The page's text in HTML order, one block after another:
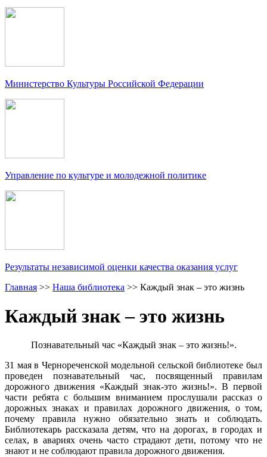
Министерство Культуры Российской Федерации
Управление по культуре и молодежной политике
Результаты независимой оценки качества оказания услуг
Главная >> Наша библиотека >> Каждый знак – это жизнь
Каждый знак – это жизнь
Познавательный час «Каждый знак – это жизнь!».
31 мая в Чернореченской модельной сельской библиотеке был
проведен познавательный час, посвященный правилам
дорожного движения «Каждый знак-это жизнь!». В первой
части ребята с большим вниманием прослушали рассказ о
дорожных знаках и правилах дорожного движения, о том,
почему правила нужно обязательно знать и соблюдать.
Библиотекарь рассказала детям, что на дорогах, в городах и
селах, в авариях очень часто страдают дети, потому что не
знают и не соблюдают правила дорожного движения.